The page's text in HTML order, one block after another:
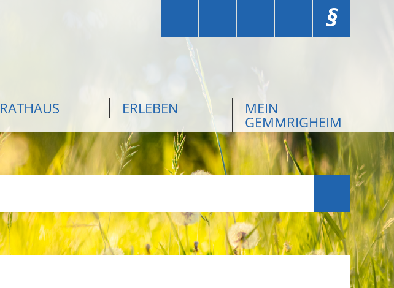
§
RATHAUS ERLEBEN MEIN
GEMMRIGHEIM